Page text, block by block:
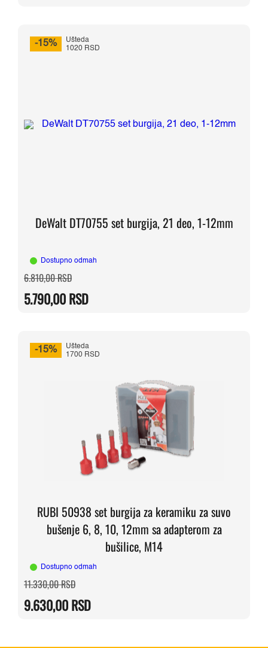
-15%
Ušteda
1020 RSD
DeWalt DT70755 set burgija, 21 deo, 1-12mm
Dostupno odmah
6.810,00RSDOriginalna
cena
bila:
6.810,00 RSD.
5.790,00RSD
Trenutna
cena
5.790,00 RSD.
-15%
Ušteda
1700 RSD
RUBI 50938 set burgija za keramiku za suvo
bušenje 6, 8, 10, 12mm sa adapterom za
bušilice, M14
Dostupno odmah
11.330,00RSDOriginalna
cena
bila:
11.330,00 RSD.
9.630,00RSD
Trenutna
cena
9.630,00 RSD.